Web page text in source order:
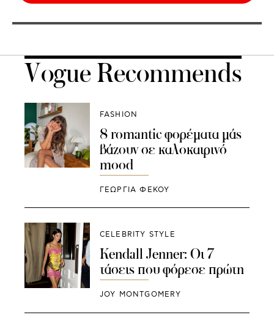
Vogue Recommends
FASHION
8 romantic φορέματα μάς
βάζουν σε καλοκαιρινό
mood
ΓΕΩΡΓΙΑ ΦΕΚΟΥ
CELEBRITY STYLE
Kendall Jenner: Οι 7
τάσεις που φόρεσε πρώτη
JOY MONTGOMERY